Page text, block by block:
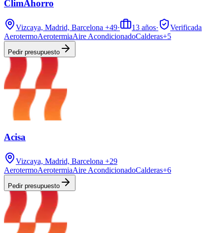
ClimAhorro
Vizcaya, Madrid, Barcelona +49· 13 años·
Verificada
AerotermoAerotermiaAire AcondicionadoCalderas+5
Pedir presupuesto
Acisa
Vizcaya, Madrid, Barcelona +29
AerotermoAerotermiaAire AcondicionadoCalderas+6
Pedir presupuesto